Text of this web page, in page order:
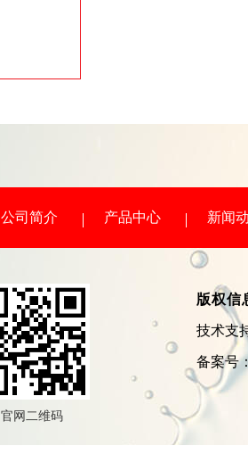
公司简介 产品中心 新闻
官网二维码
版权信
技术支
备案号